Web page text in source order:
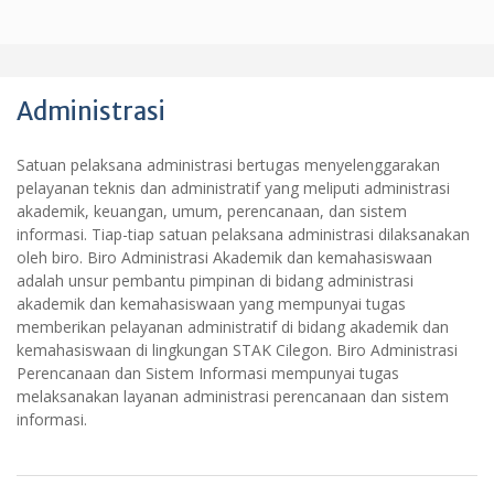
Administrasi
Satuan pelaksana administrasi bertugas menyelenggarakan
pelayanan teknis dan administratif yang meliputi administrasi
akademik, keuangan, umum, perencanaan, dan sistem
informasi. Tiap-tiap satuan pelaksana administrasi dilaksanakan
oleh biro. Biro Administrasi Akademik dan kemahasiswaan
adalah unsur pembantu pimpinan di bidang administrasi
akademik dan kemahasiswaan yang mempunyai tugas
memberikan pelayanan administratif di bidang akademik dan
kemahasiswaan di lingkungan STAK Cilegon. Biro Administrasi
Perencanaan dan Sistem Informasi mempunyai tugas
melaksanakan layanan administrasi perencanaan dan sistem
informasi.